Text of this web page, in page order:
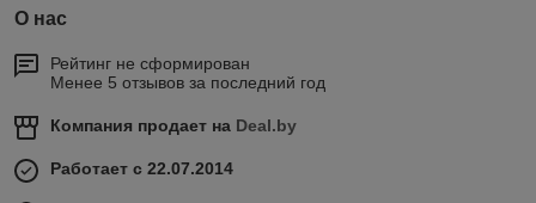
О нас
Рейтинг не сформирован
Менее 5 отзывов за последний год
Компания продает на Deal.by
Работает с 22.07.2014